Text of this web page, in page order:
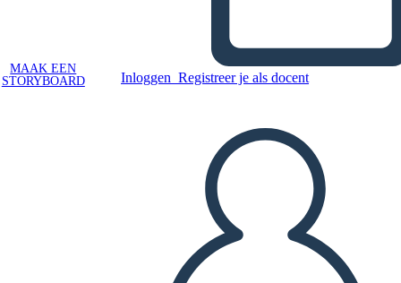
MAAK EEN
STORYBOARD
Inloggen Registreer je als docent